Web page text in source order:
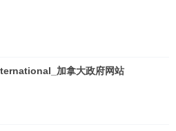
加拿大政府网站